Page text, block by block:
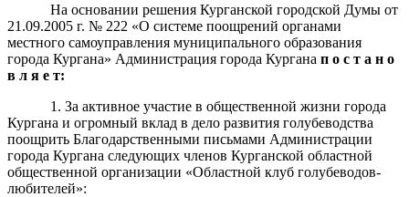
На основании решения Курганской городской Думы от
21.09.2005 г. № 222 «О системе поощрений органами
местного самоуправления муниципального образования
города Кургана» Администрация города Кургана п о с т а н о
в л я е т:
1. За активное участие в общественной жизни города
Кургана и огромный вклад в дело развития голубеводства
поощрить Благодарственными письмами Администрации
города Кургана следующих членов Курганской областной
общественной организации «Областной клуб голубеводов-
любителей»: